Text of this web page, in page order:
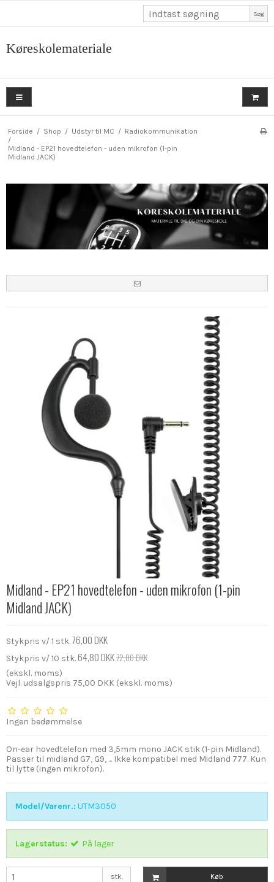
Søg
Køreskolemateriale
Forside / Shop / Udstyr til MC / Radiokommunikation
/
Midland - EP21 hovedtelefon - uden mikrofon (1-pin
Midland JACK)
Midland - EP21 hovedtelefon - uden mikrofon (1-pin
Midland JACK)
Stykpris v/ 1 stk.76,00 DKK
Stykpris v/ 10 stk.64,80 DKK72,00 DKK
(ekskl. moms)
Vejl. udsalgspris 75,00 DKK (ekskl. moms)
Ingen bedømmelse
On-ear hovedtelefon med 3,5mm mono JACK stik (1-pin Midland).
Passer til midland G7, G9, ... Ikke kompatibel med Midland 777. Kun
til lytte (ingen mikrofon).
Model/Varenr.: UTM3050
Lagerstatus: På lager
stk. Køb